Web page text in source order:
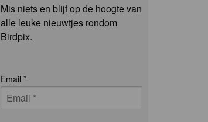
Mis niets en blijf op de hoogte van
alle leuke nieuwtjes rondom
Birdpix.
Email *